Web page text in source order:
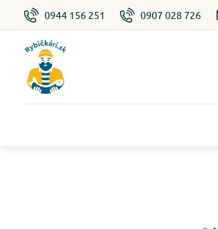
0944 156 251 0907 028 726